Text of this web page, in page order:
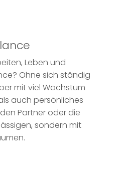
Leben und
Ohne sich ständig
mit viel Wachstum
auch persönliches
Partner oder die
sondern mit